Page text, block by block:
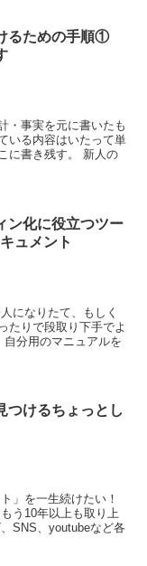
るための手順①
・事実を元に書いたも
いる内容はいたって単
に書き残す。 新人の
ン化に役立つツー
ュメント
になりたて、もしく
たりで段取り下手でよ
分用のマニュアルを
つけるちょっとし
」を一生続けたい！
う10年以上も取り上
SNS、youtubeなど各